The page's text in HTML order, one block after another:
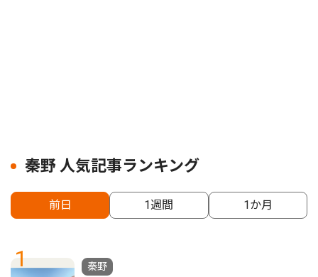
秦野 人気記事ランキング
前日 1週間 1か月
1
秦野